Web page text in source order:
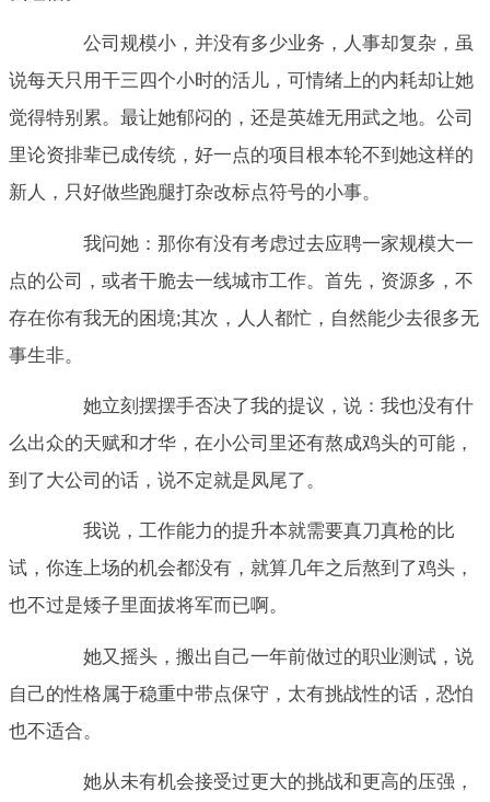
公司规模小，并没有多少业务，人事却复杂，虽
说每天只用干三四个小时的活儿，可情绪上的内耗却让她
觉得特别累。最让她郁闷的，还是英雄无用武之地。公司
里论资排辈已成传统，好一点的项目根本轮不到她这样的
新人，只好做些跑腿打杂改标点符号的小事。
我问她：那你有没有考虑过去应聘一家规模大一
点的公司，或者干脆去一线城市工作。首先，资源多，不
存在你有我无的困境;其次，人人都忙，自然能少去很多无
事生非。
她立刻摆摆手否决了我的提议，说：我也没有什
么出众的天赋和才华，在小公司里还有熬成鸡头的可能，
到了大公司的话，说不定就是凤尾了。
我说，工作能力的提升本就需要真刀真枪的比
试，你连上场的机会都没有，就算几年之后熬到了鸡头，
也不过是矮子里面拔将军而已啊。
她又摇头，搬出自己一年前做过的职业测试，说
自己的性格属于稳重中带点保守，太有挑战性的话，恐怕
也不适合。
她从未有机会接受过更大的挑战和更高的压强，